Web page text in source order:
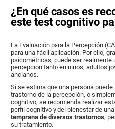
¿En qué casos es
este test cognitivo
La Evaluación para la Percepción
para una fácil aplicación. Por ello,
psicométricas, puede ser realmente
percepción tanto en niños, adultos
ancianos.
Si se estima que una persona
trastorno de la percepción, o
cognitivo, se recomienda realizar
perfil cognitivo y del bienestar de
temprana de diversos trastornos,
su tratamiento.